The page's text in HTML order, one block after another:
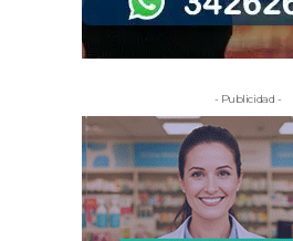
- Publicidad -